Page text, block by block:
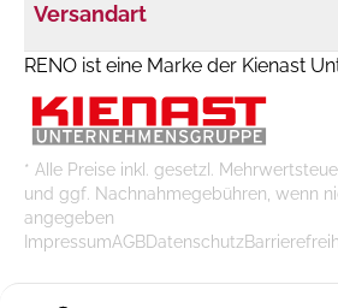
Versandart
RENO ist eine Marke der Kienast
* Alle Preise inkl. gesetzl.
und ggf. Nachnahmegebühren, wenn
angegeben
ImpressumAGBDatenschutz